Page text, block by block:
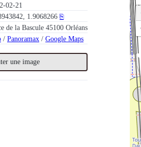
02-21
1.9068266 ⎘
de la Bascule 45100 Orléans
/ Panoramax / Google Maps
une image